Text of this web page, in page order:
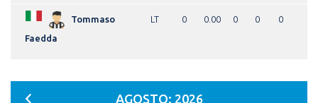
Tommaso
Faedda
LT 0 0.00 0 0 0
AGOSTO: 2026